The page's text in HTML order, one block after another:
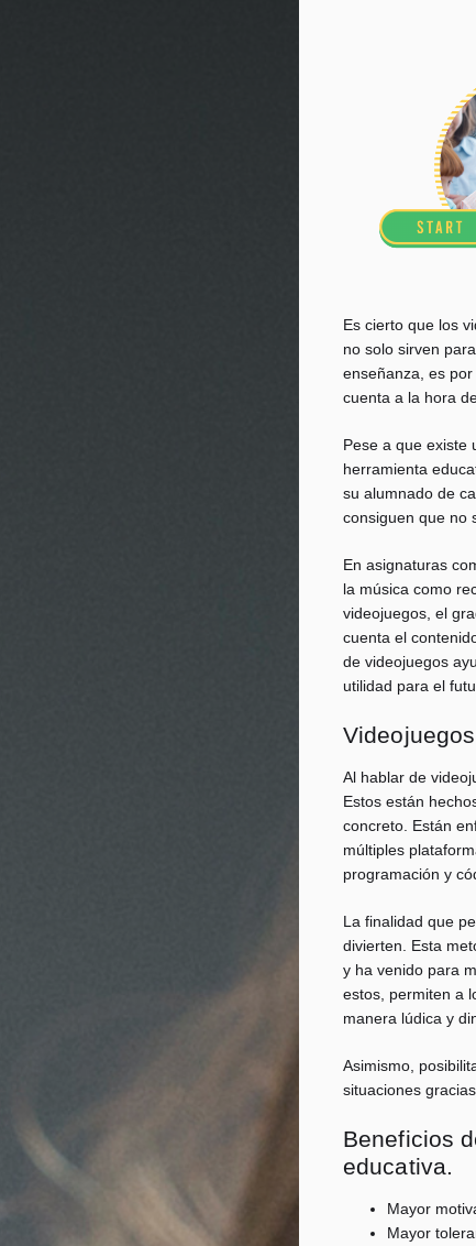
Es cierto que los
no solo sirven
enseñanza, es
cuenta a la hora
Pese a que existe
herramienta
su alumnado de
consiguen que no
En asignaturas
la música como
videojuegos, el
cuenta el
de videojuegos
utilidad para el
Al hablar de
Estos están
concreto. Están
múltiples
programación y
La finalidad que
divierten. Esta
y ha venido para
estos, permiten a
manera lúdica y
Asimismo,
situaciones
Beneficios
educativa.
Mayor
Mayor